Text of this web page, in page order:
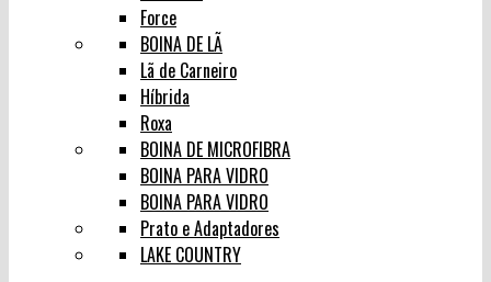
Force
BOINA DE LÃ
Lã de Carneiro
Híbrida
Roxa
BOINA DE MICROFIBRA
BOINA PARA VIDRO
BOINA PARA VIDRO
Prato e Adaptadores
LAKE COUNTRY